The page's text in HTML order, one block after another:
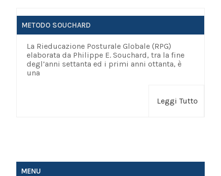
METODO SOUCHARD
La Rieducazione Posturale Globale (RPG)
elaborata da Philippe E. Souchard, tra la fine
degl’anni settanta ed i primi anni ottanta, è
una
Leggi Tutto
MENU